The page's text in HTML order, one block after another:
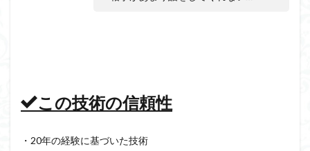
この技術の信頼性
・20年の経験に基づいた技術